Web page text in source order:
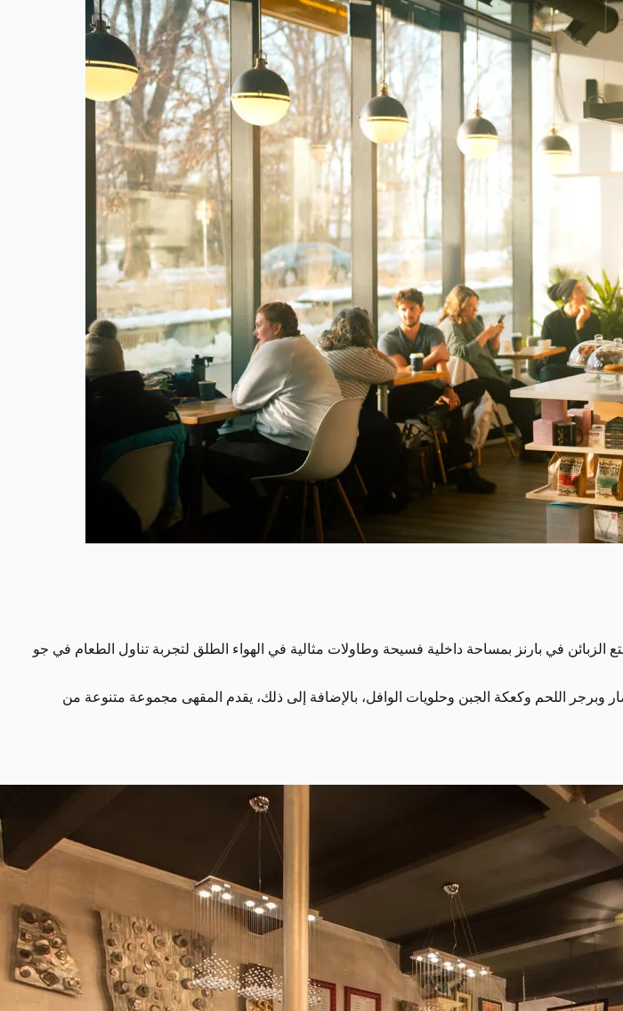
الزبائن في بارنز بمساحة داخلية فسيحة وطاولات مثالية في الهواء الطلق لتجربة تناول الطعام في جو
وبرجر اللحم وكعكة الجبن وحلويات الوافل، بالإضافة إلى ذلك، يقدم المقهى مجموعة متنوعة من